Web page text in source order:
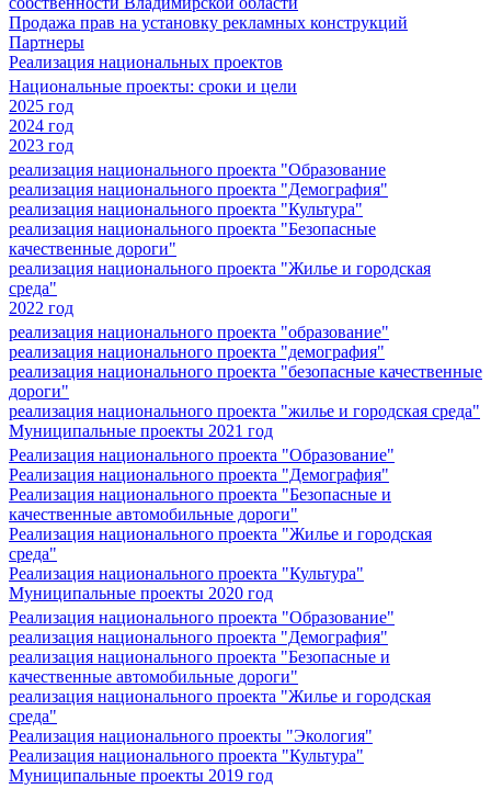
Продажа прав на установку рекламных конструкций
Партнеры
Реализация национальных проектов
Национальные проекты: сроки и цели
2025 год
2024 год
2023 год
реализация национального проекта "Образование
реализация национального проекта "Демография"
реализация национального проекта "Культура"
реализация национального проекта "Безопасные
качественные дороги"
реализация национального проекта "Жилье и городская
среда"
2022 год
реализация национального проекта "образование"
реализация национального проекта "демография"
реализация национального проекта "безопасные качественные
дороги"
реализация национального проекта "жилье и городская среда"
Муниципальные проекты 2021 год
Реализация национального проекта "Образование"
Реализация национального проекта "Демография"
Реализация национального проекта "Безопасные и
качественные автомобильные дороги"
Реализация национального проекта "Жилье и городская
среда"
Реализация национального проекта "Культура"
Муниципальные проекты 2020 год
Реализация национального проекта "Образование"
реализация национального проекта "Демография"
реализация национального проекта "Безопасные и
качественные автомобильные дороги"
реализация национального проекта "Жилье и городская
среда"
Реализация национального проекты "Экология"
Реализация национального проекта "Культура"
Муниципальные проекты 2019 год